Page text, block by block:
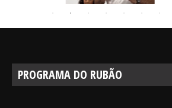
PROGRAMA DO RUBÃO